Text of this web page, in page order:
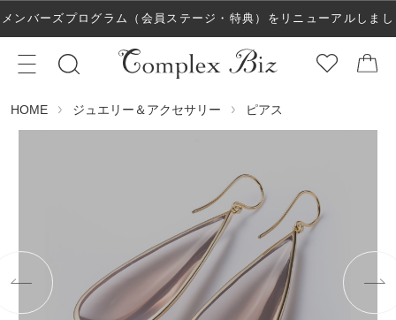
メンバーズプログラム（会員ステージ・特典）をリニューアルしまし
た！
HOME ジュエリー＆アクセサリー ピアス